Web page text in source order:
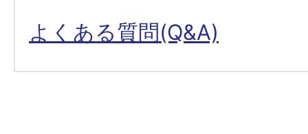
よくある質問(Q&A)